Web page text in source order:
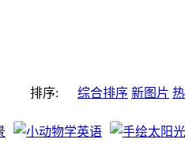
排序: 综合排序 新图片